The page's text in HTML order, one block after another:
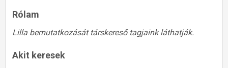
Rólam
Lilla bemutatkozását társkereső tagjaink láthatják.
Akit keresek